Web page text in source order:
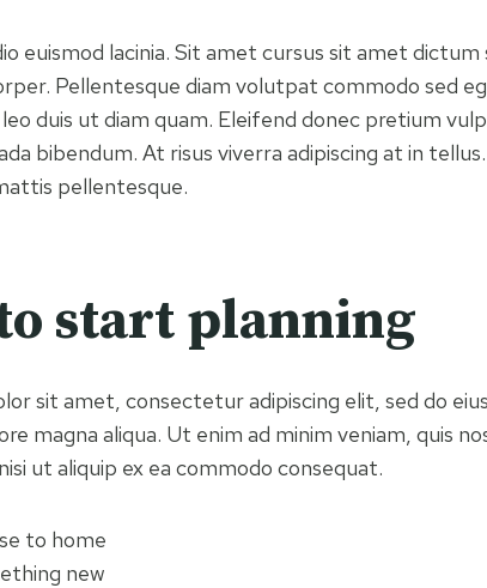
euismod lacinia. Sit amet cursus sit amet
Pellentesque diam volutpat commodo sed
duis ut diam quam. Eleifend donec pretium
bibendum. At risus viverra adipiscing at in
pellentesque.
start planning
sit amet, consectetur adipiscing elit, sed do
magna aliqua. Ut enim ad minim veniam, quis
ut aliquip ex ea commodo consequat.
to home
new